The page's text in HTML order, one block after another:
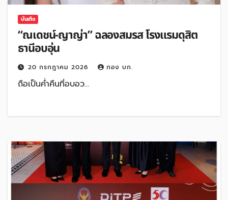
บันเทิง
“ณเดชน์-ญาญ่า” ฉลองสมรส โรงแรมดุสิต
ธานีอบอุ่น
20 กรกฎาคม 2026 กอง บก.
ถือเป็นค่ำคืนที่อบอว…